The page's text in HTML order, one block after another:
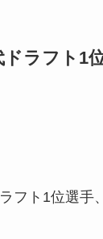
ラフト1
フト1位選手